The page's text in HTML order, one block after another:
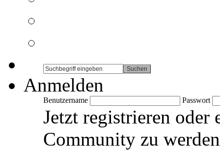
Anmelden
Benutzername Passwort
Jetzt registrieren
Community zu